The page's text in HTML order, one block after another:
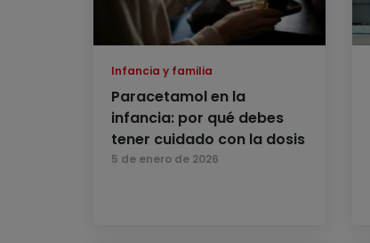
Infancia y familia
Paracetamol en la
infancia: por qué debes
tener cuidado con la dosis
5 de enero de 2026